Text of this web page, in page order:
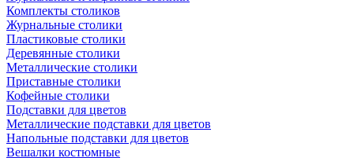
Комплекты столиков
Журнальные столики
Пластиковые столики
Деревянные столики
Металлические столики
Приставные столики
Кофейные столики
Подставки для цветов
Металлические подставки для цветов
Напольные подставки для цветов
Вешалки костюмные